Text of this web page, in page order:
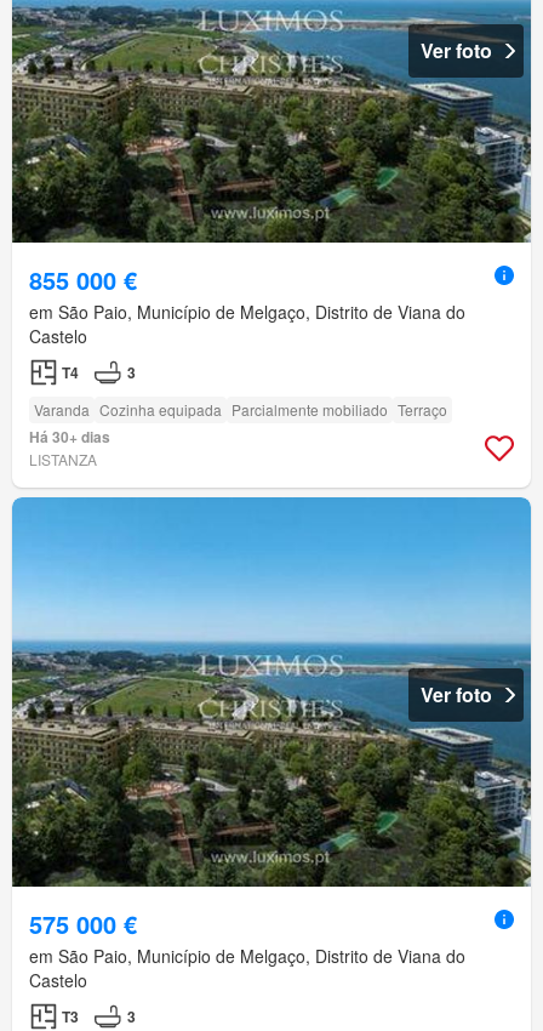
Ver foto
855 000 €
em São Paio, Município de Melgaço, Distrito de Viana do
Castelo
T4 3
Varanda Cozinha equipada Parcialmente mobiliado Terraço
Há 30+ dias
LISTANZA
Ver foto
575 000 €
em São Paio, Município de Melgaço, Distrito de Viana do
Castelo
T3 3